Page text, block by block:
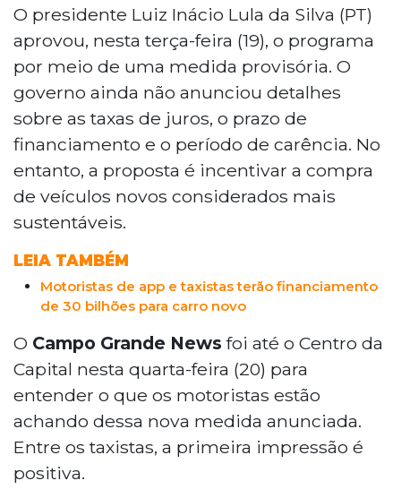
pelo presidente Luiz Inácio Lula da Silva
por medida provisória, oferece nova linha
de crédito para taxistas e motoristas de
aplicativo adquirirem veículos mais
sustentáveis. Taxistas de Campo Grande
aprovaram a iniciativa, mas motoristas de
aplicativo temem que o programa
beneficie apenas quem usa as
plataformas para complementar renda,
excluindo profissionais que dependem
exclusivamente da atividade. Detalhes
sobre juros e prazos ainda não foram
divulgados.
O presidente Luiz Inácio Lula da Silva (PT)
aprovou, nesta terça-feira (19), o programa
por meio de uma medida provisória. O
governo ainda não anunciou detalhes
sobre as taxas de juros, o prazo de
financiamento e o período de carência. No
entanto, a proposta é incentivar a compra
de veículos novos considerados mais
sustentáveis.
LEIA TAMBÉM
Motoristas de app e taxistas terão financiamento
de 30 bilhões para carro novo
O Campo Grande Newsfoi até o Centro da
Capital nesta quarta-feira (20) para
entender o que os motoristas estão
achando dessa nova medida anunciada.
Entre os taxistas, a primeira impressão é
positiva.